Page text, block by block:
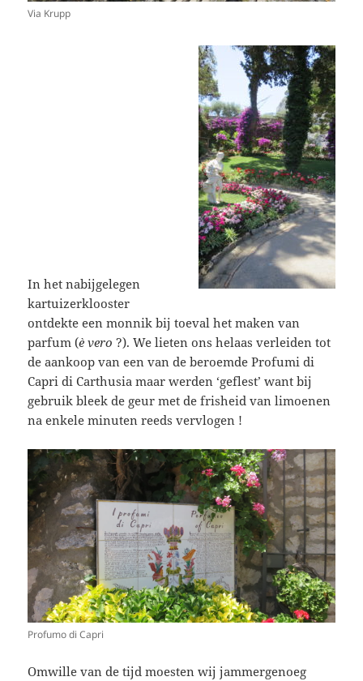
Via Krupp
In het nabijgelegen
kartuizerklooster
ontdekte een monnik bij toeval het maken van
parfum (è vero ?). We lieten ons helaas verleiden tot
de aankoop van een van de beroemde Profumi di
Capri di Carthusia maar werden ‘geflest’ want bij
gebruik bleek de geur met de frisheid van limoenen
na enkele minuten reeds vervlogen !
Profumo di Capri
Omwille van de tijd moesten wij jammergenoeg